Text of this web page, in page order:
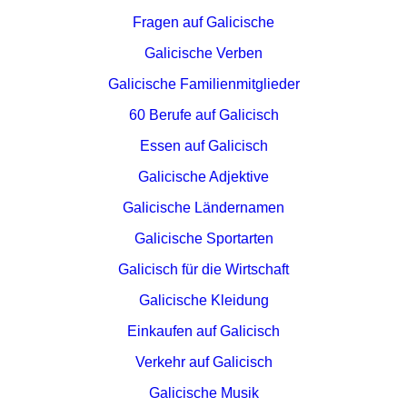
Fragen auf Galicische
Galicische Verben
Galicische Familienmitglieder
60 Berufe auf Galicisch
Essen auf Galicisch
Galicische Adjektive
Galicische Ländernamen
Galicische Sportarten
Galicisch für die Wirtschaft
Galicische Kleidung
Einkaufen auf Galicisch
Verkehr auf Galicisch
Galicische Musik